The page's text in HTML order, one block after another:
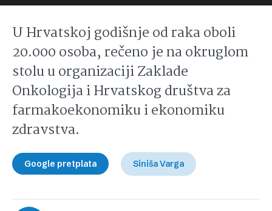
U Hrvatskoj godišnje od raka oboli
20.000 osoba, rečeno je na okruglom
stolu u organizaciji Zaklade
Onkologija i Hrvatskog društva za
farmakoekonomiku i ekonomiku
zdravstva.
Google pretplata Siniša Varga